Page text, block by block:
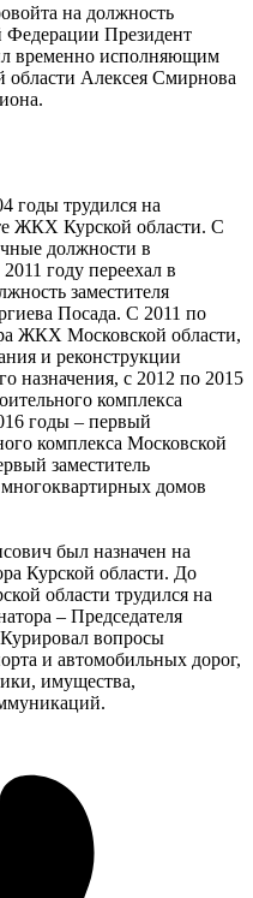
на должность
Федерации Президент
временно исполняющим
области Алексея Смирнова
годы трудился на
ЖКХ Курской области. С
должности в
году переехал в
заместителя
Посада. С 2011 по
ЖКХ Московской области,
и реконструкции
назначения, с 2012 по 2015
комплекса
годы – первый
комплекса Московской
заместитель
домов
был назначен на
Курской области. До
области трудился на
– Председателя
вопросы
и автомобильных дорог,
имущества,